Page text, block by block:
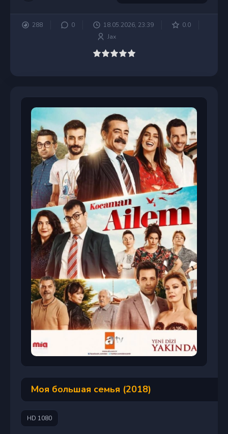
288 0 18.05.2026, 23:39
0.0
Jax
Моя большая семья (2018)
HD 1080